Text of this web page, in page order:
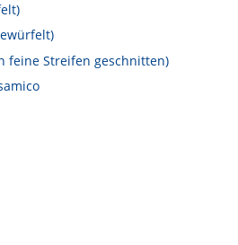
Molkerei Märkte
Aktuelle Links
Karriere
feine Streifen geschnitten)